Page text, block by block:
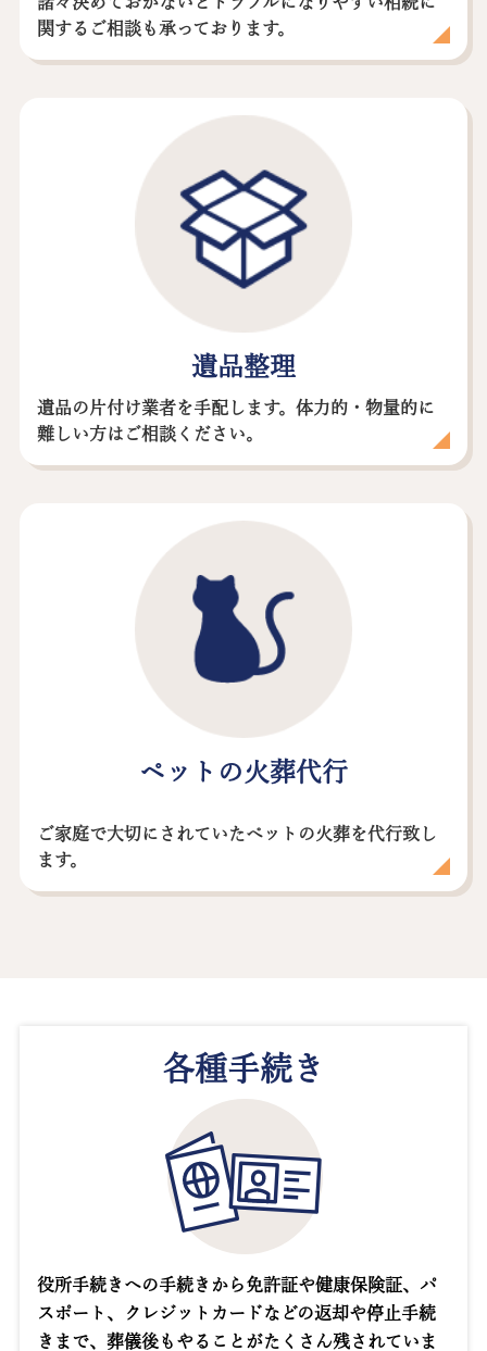
関するご相談も承っております。
遺品整理
遺品の片付け業者を手配します。体力的・物量的に
難しい方はご相談ください。
ペットの火葬代行
ご家庭で大切にされていたぺットの火葬を代行致し
ます。
各種手続き
役所手続きへの手続きから免許証や健康保険証、パ
スポート、クレジットカードなどの返却や停止手続
きまで、葬儀後もやることがたくさん残されていま